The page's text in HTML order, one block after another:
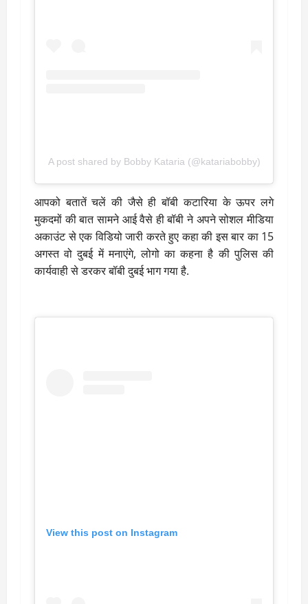
A post shared by Bobby Kataria (@katariabobby)
आपको बतातें चलें की जैसे ही बॉबी कटारिया के ऊपर लगे
मुकदमों की बात सामने आई वैसे ही बॉबी ने अपने सोशल मीडिया
अकाउंट से एक विडियो जारी करते हुए कहा की इस बार का 15
अगस्त वो दुबई में मनाएंगे, लोगो का कहना है की पुलिस की
कार्यवाही से डरकर बॉबी दुबई भाग गया है.
View this post on Instagram